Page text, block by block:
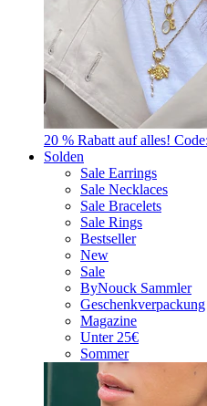
20 % Rabatt auf alles!
Solden
Sale Earrings
Sale Necklaces
Sale Bracelets
Sale Rings
Bestseller
New
Sale
ByNouck Sammler
Geschenkverpackung
Magazine
Unter 25€
Sommer